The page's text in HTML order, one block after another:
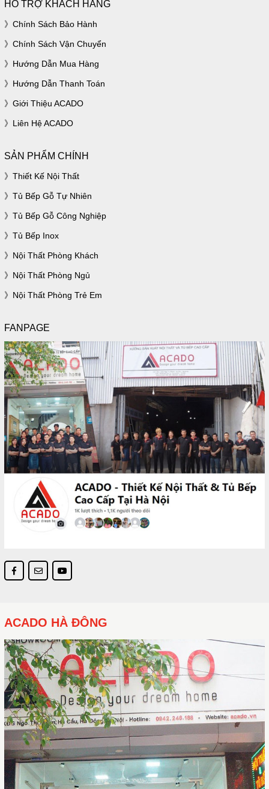
HỖ TRỢ KHÁCH HÀNG
Chính Sách Bảo Hành
Chính Sách Vận Chuyển
Hướng Dẫn Mua Hàng
Hướng Dẫn Thanh Toán
Giới Thiệu ACADO
Liên Hệ ACADO
SẢN PHẨM CHÍNH
Thiết Kế Nội Thất
Tủ Bếp Gỗ Tự Nhiên
Tủ Bếp Gỗ Công Nghiệp
Tủ Bếp Inox
Nội Thất Phòng Khách
Nội Thất Phòng Ngủ
Nội Thất Phòng Trẻ Em
FANPAGE
ACADO HÀ ĐÔNG